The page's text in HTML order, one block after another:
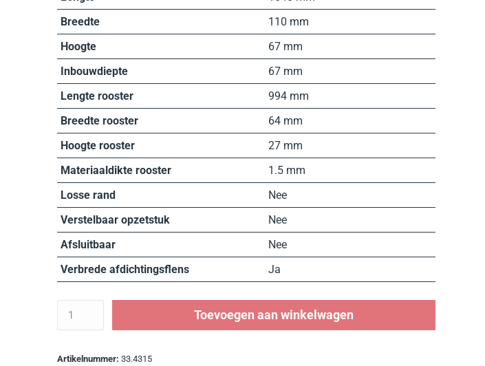
Breedte
110 mm
Hoogte
67 mm
Inbouwdiepte
67 mm
Lengte rooster
994 mm
Breedte rooster
64 mm
Hoogte rooster
27 mm
Materiaaldikte rooster
1.5 mm
Losse rand
Nee
Verstelbaar opzetstuk
Nee
Afsluitbaar
Nee
Verbrede afdichtingsflens
Ja
Toevoegen aan winkelwagen
Artikelnummer: 33.4315